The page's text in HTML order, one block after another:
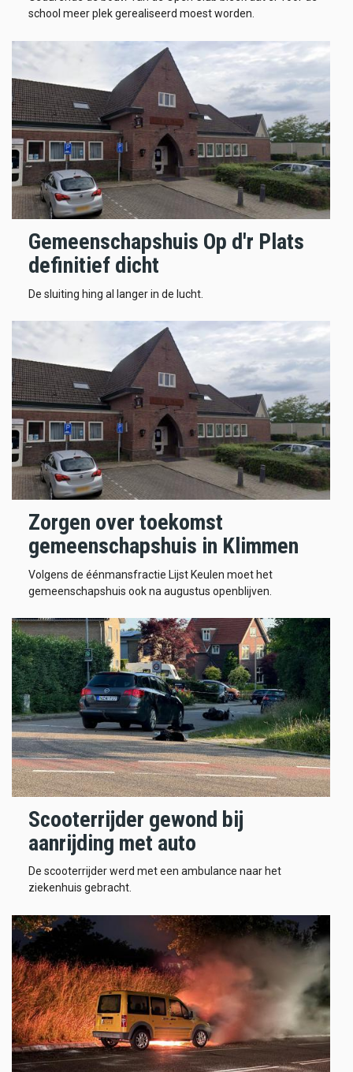
school meer plek gerealiseerd moest worden.
Gemeenschapshuis Op d'r Plats
definitief dicht
De sluiting hing al langer in de lucht.
Zorgen over toekomst
gemeenschapshuis in Klimmen
Volgens de éénmansfractie Lijst Keulen moet het
gemeenschapshuis ook na augustus openblijven.
Scooterrijder gewond bij
aanrijding met auto
De scooterrijder werd met een ambulance naar het
ziekenhuis gebracht.